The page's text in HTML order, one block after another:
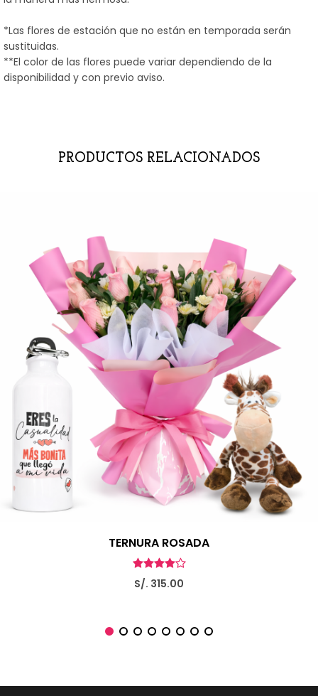
*Las flores de estación que no están en temporada serán
sustituidas.
**El color de las flores puede variar dependiendo de la
disponibilidad y con previo aviso.
PRODUCTOS RELACIONADOS
TERNURA ROSADA
S/. 315.00